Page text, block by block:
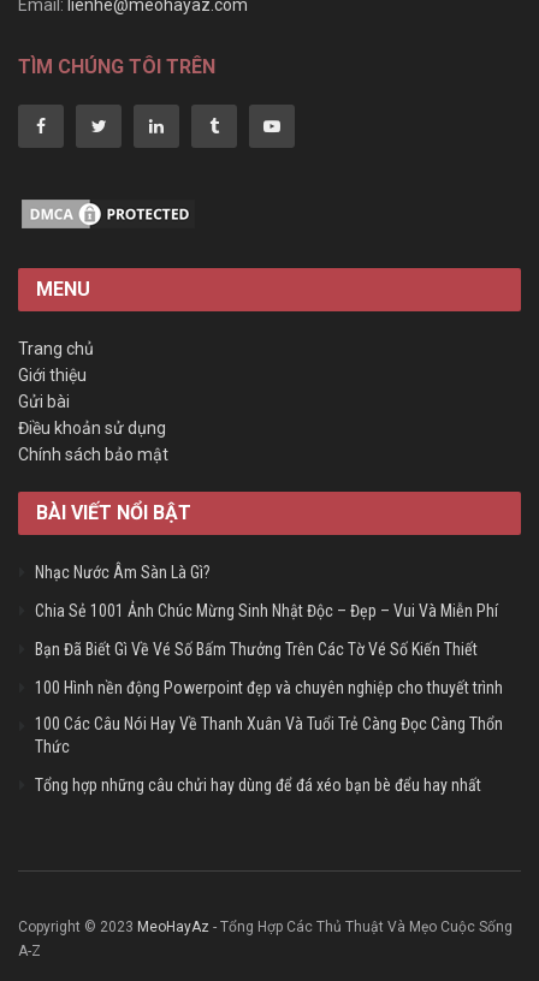
Email: lienhe@meohayaz.com
TÌM CHÚNG TÔI TRÊN
MENU
Trang chủ
Giới thiệu
Gửi bài
Điều khoản sử dụng
Chính sách bảo mật
BÀI VIẾT NỔI BẬT
Nhạc Nước Âm Sàn Là Gì?
Chia Sẻ 1001 Ảnh Chúc Mừng Sinh Nhật Độc – Đẹp – Vui Và Miễn Phí
Bạn Đã Biết Gì Về Vé Số Bấm Thưởng Trên Các Tờ Vé Số Kiến Thiết
100 Hình nền động Powerpoint đẹp và chuyên nghiệp cho thuyết trình
100 Các Câu Nói Hay Về Thanh Xuân Và Tuổi Trẻ Càng Đọc Càng Thổn
Thức
Tổng hợp những câu chửi hay dùng để đá xéo bạn bè đểu hay nhất
Copyright © 2023 MeoHayAz - Tổng Hợp Các Thủ Thuật Và Mẹo Cuộc Sống
A-Z